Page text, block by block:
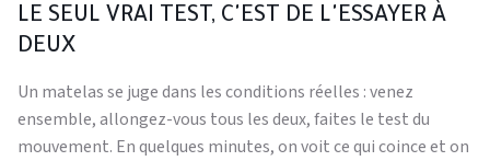
LE SEUL VRAI TEST, C'EST DE L'ESSAYER À
DEUX
Un matelas se juge dans les conditions réelles : venez
ensemble, allongez-vous tous les deux, faites le test du
mouvement. En quelques minutes, on voit ce qui coince et on